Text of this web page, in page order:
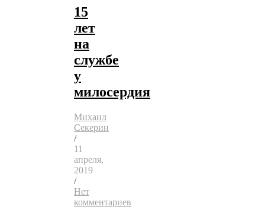
15
лет
на
службе
у
милосердия
Михаил
Секерин
/
11
апреля,
2019
/
Нет
комментариев